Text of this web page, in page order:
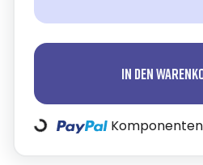
In den
Loading...